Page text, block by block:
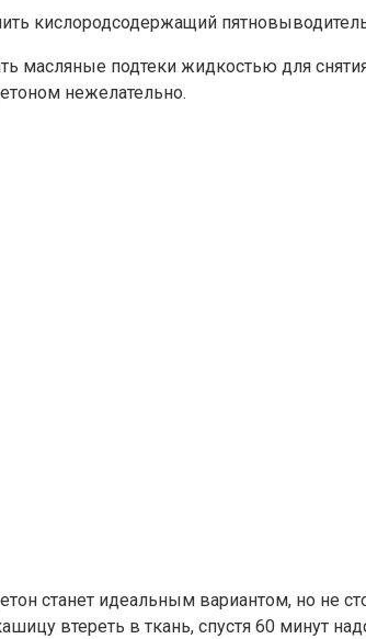
кислородсодержащий
масляные подтеки жидкостью для
нежелательно.
станет идеальным вариантом, но не
втереть в ткань, спустя 60 минут